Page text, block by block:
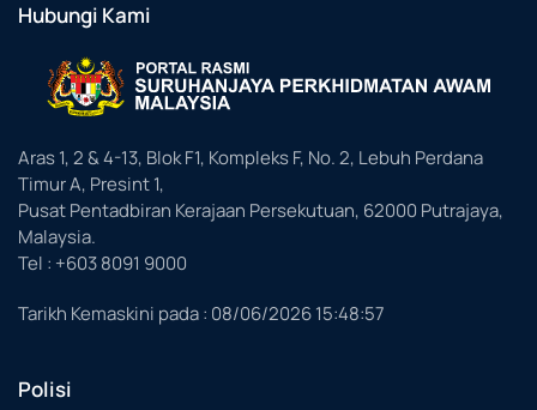
Hubungi Kami
Aras 1, 2 & 4-13, Blok F1, Kompleks F, No. 2, Lebuh Perdana
Timur A, Presint 1,
Pusat Pentadbiran Kerajaan Persekutuan, 62000 Putrajaya,
Malaysia.
Tel : +603 8091 9000
Tarikh Kemaskini pada : 08/06/2026 15:48:57
Polisi